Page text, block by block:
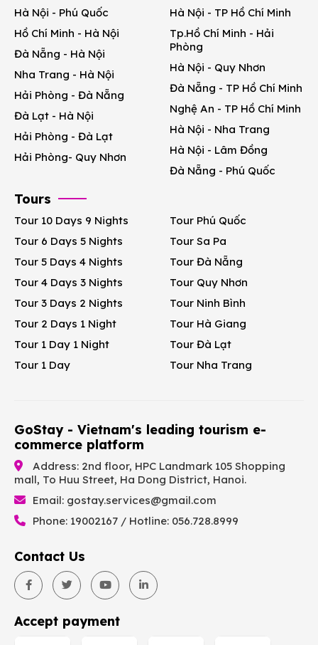
Hà Nội - Phú Quốc
Hồ Chí Minh - Hà Nội
Đà Nẵng - Hà Nội
Nha Trang - Hà Nội
Hải Phòng - Đà Nẵng
Đà Lạt - Hà Nội
Hải Phòng - Đà Lạt
Hải Phòng- Quy Nhơn
Hà Nội - TP Hồ Chí Minh
Tp.Hồ Chí Minh - Hải
Phòng
Hà Nội - Quy Nhơn
Đà Nẵng - TP Hồ Chí Minh
Nghệ An - TP Hồ Chí Minh
Hà Nội - Nha Trang
Hà Nội - Lâm Đồng
Đà Nẵng - Phú Quốc
Tours
Tour 10 Days 9 Nights
Tour 6 Days 5 Nights
Tour 5 Days 4 Nights
Tour 4 Days 3 Nights
Tour 3 Days 2 Nights
Tour 2 Days 1 Night
Tour 1 Day 1 Night
Tour 1 Day
Tour Phú Quốc
Tour Sa Pa
Tour Đà Nẵng
Tour Quy Nhơn
Tour Ninh Bình
Tour Hà Giang
Tour Đà Lạt
Tour Nha Trang
GoStay - Vietnam's leading tourism e-
commerce platform
Address: 2nd floor, HPC Landmark 105 Shopping
mall, To Huu Street, Ha Dong District, Hanoi.
Email: gostay.services@gmail.com
Phone: 19002167 / Hotline: 056.728.8999
Contact Us
Accept payment